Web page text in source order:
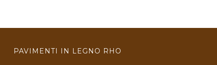
PAVIMENTI IN LEGNO RHO